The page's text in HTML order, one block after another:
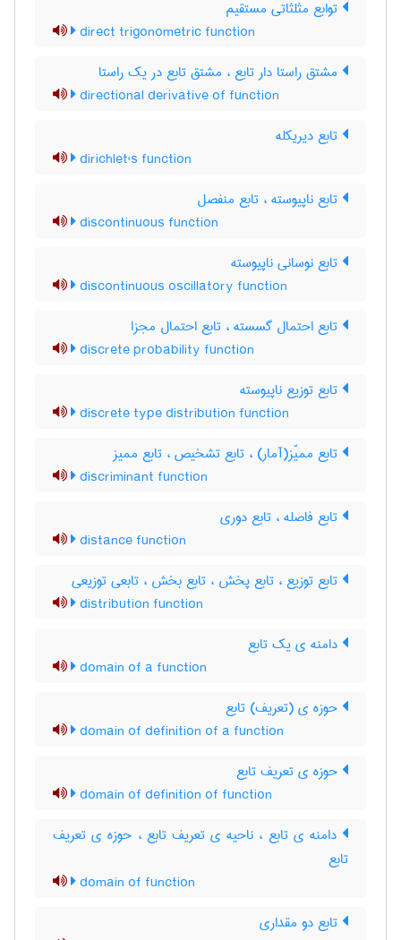
توابع مثلثاتی مستقیم
direct trigonometric function
مشتق راستا دار تابع ، مشتق تابع در یک راستا
directional derivative of function
تابع دیریکله
dirichlet's function
تابع ناپیوسته ، تابع منفصل
discontinuous function
تابع نوسانی ناپیوسته
discontinuous oscillatory function
تابع احتمال گسسته ، تابع احتمال مجزا
discrete probability function
تابع توزیع ناپیوسته
discrete type distribution function
تابع ممیّز(آمار) ، تابع تشخیص ، تابع ممیز
discriminant function
تابع فاصله ، تابع دوری
distance function
تابع توزیع ، تابع پخش ، تابع بخش ، تابعی توزیعی
distribution function
دامنه ی یک تابع
domain of a function
حوزه ی (تعریف) تابع
domain of definition of a function
حوزه ی تعریف تابع
domain of definition of function
دامنه ی تابع ، ناحیه ی تعریف تابع ، حوزه ی تعریف
تابع
domain of function
تابع دو مقداری